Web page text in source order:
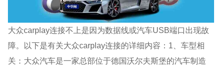
大众carplay连接不上是因为数据线或汽车USB端口出现故
障。以下是有关大众carplay连接的详细内容：1、车型相
关：大众汽车是一家总部位于德国沃尔夫斯堡的汽车制造